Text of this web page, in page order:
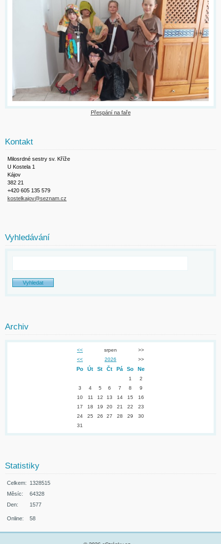
Přespání na faře
Kontakt
Milosrdné sestry sv. Kříže
U Kostela 1
Kájov
382 21
+420 605 135 579
kostelkajov@seznam.cz
Vyhledávání
Archiv
<< srpen
>>
<<
2026 >>
Po Út St Čt Pá So Ne
1
2
3
4 5 6 7 8
9
10
11 12 13 14 15
16
17
18 19 20 21 22
23
24
25 26 27 28 29
30
31
Statistiky
Online: 58
Celkem:
1328515
Měsíc:
64328
Den:
1577